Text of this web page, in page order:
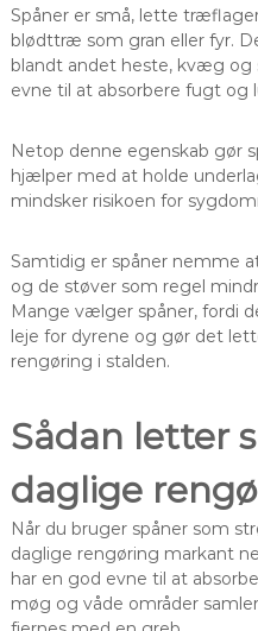
Spåner er små, lette
blødttræ som gran eller fyr.
blandt andet heste, kvæg og
evne til at absorbere fugt og
Netop denne egenskab gør
hjælper med at holde
mindsker risikoen for
Samtidig er spåner nemme
og de støver som regel
Mange vælger spåner, fordi
leje for dyrene og gør det
rengøring i stalden.
Sådan letter
daglige
Når du bruger spåner som
daglige rengøring markant
har en god evne til at
møg og våde områder